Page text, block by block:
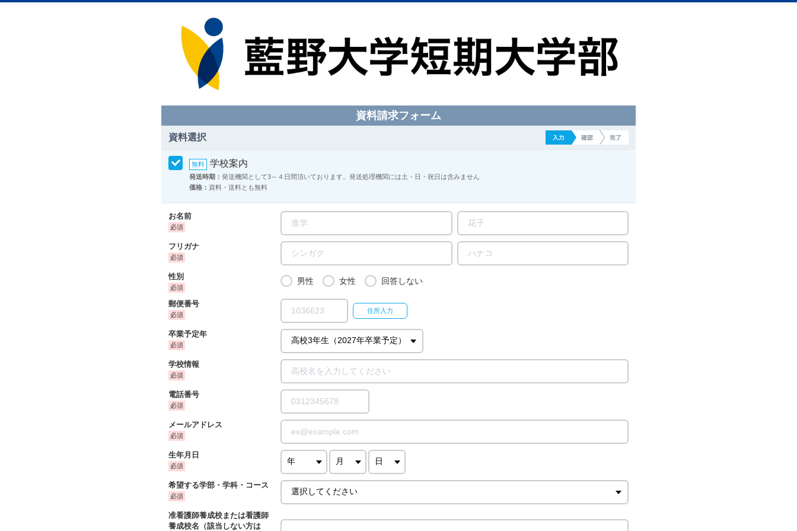
資料請求フォーム
資料選択
学校案内
発送時期： 発送機関として3～４日間頂いております。発送処理機関には土・日・祝日は含みません
価格： 資料・送料とも無料
お名前
フリガナ
性別 男性 女性 回答しない
郵便番号
卒業予定年
学校情報
電話番号
メールアドレス
生年月日
希望する学部・学科・コース
准看護師養成校または看護師
養成校名（該当しない方は